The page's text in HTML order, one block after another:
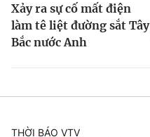
Xảy ra sự cố mất điện
làm tê liệt đường sắt Tây
Bắc nước Anh
THỜI BÁO VTV